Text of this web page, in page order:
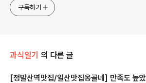
구독하기
과식일기 의 다른 글
[정발산역맛집/일산맛집옹골네] 만족도 높았